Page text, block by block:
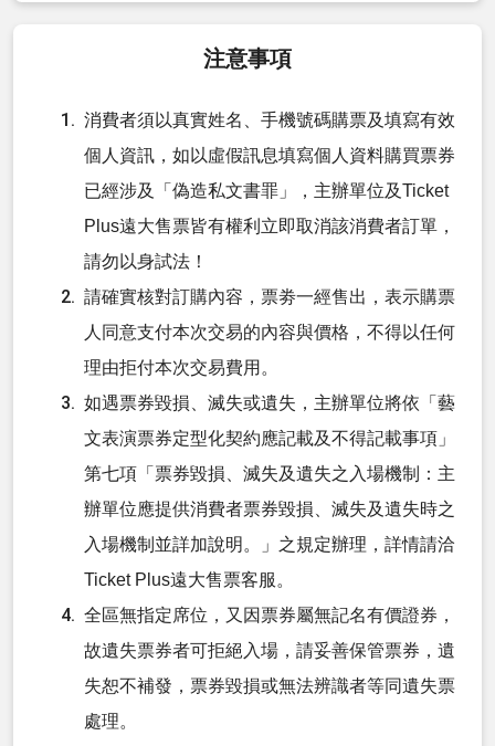
注意事項
消費者須以真實姓名、手機號碼購票及填寫有效
個人資訊，如以虛假訊息填寫個人資料購買票券
已經涉及「偽造私文書罪」，主辦單位及Ticket
Plus遠大售票皆有權利立即取消該消費者訂單，
請勿以身試法！
請確實核對訂購內容，票劵一經售出，表示購票
人同意支付本次交易的內容與價格，不得以任何
理由拒付本次交易費用。
如遇票券毀損、滅失或遺失，主辦單位將依「藝
文表演票券定型化契約應記載及不得記載事項」
第七項「票券毀損、滅失及遺失之入場機制：主
辦單位應提供消費者票券毀損、滅失及遺失時之
入場機制並詳加說明。」之規定辦理，詳情請洽
Ticket Plus遠大售票客服。
全區無指定席位，又因票券屬無記名有價證券，
故遺失票券者可拒絕入場，請妥善保管票券，遺
失恕不補發，票券毀損或無法辨識者等同遺失票
處理。